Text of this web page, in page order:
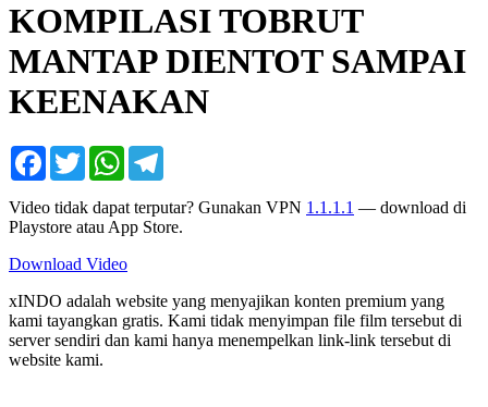
KOMPILASI TOBRUT
MANTAP DIENTOT SAMPAI
KEENAKAN
Facebook
TwitterWhatsApp
Video tidak dapat terputar? Gunakan VPN 1.1.1.1 — download di
Playstore atau App Store.
Download Video
xINDO adalah website yang menyajikan konten premium yang
kami tayangkan gratis. Kami tidak menyimpan file film tersebut di
server sendiri dan kami hanya menempelkan link-link tersebut di
website kami.